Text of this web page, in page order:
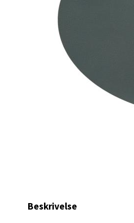
Beskrivelse